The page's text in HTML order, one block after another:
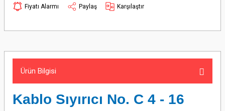
Fiyatı Alarmı
Paylaş Karşılaştır
Ürün Bilgisi
Kablo Sıyırıcı No. C 4 - 16